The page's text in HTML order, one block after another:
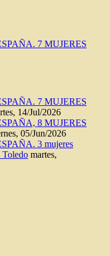
7 MUJERES
7 MUJERES
14/Jul/2026
8 MUJERES
05/Jun/2026
3 mujeres
Toledo martes,